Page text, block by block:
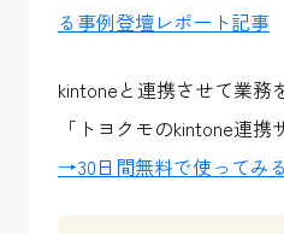
る事例登壇レポート記事
kintoneと連携させて業務
「トヨクモのkintone連携
→30日間無料で使ってみる